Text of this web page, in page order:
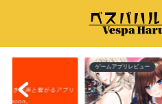
ゲームアプリレビュー